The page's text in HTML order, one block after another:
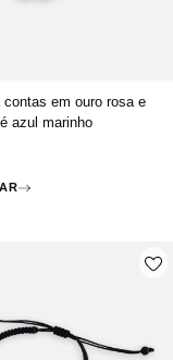
contas em ouro rosa e
azul marinho